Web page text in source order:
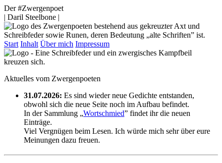
Der #Zwergenpoet
| Daril Steelbone |
Start Inhalt Über mich Impressum
Aktuelles vom Zwergenpoeten
31.07.2026: Es sind wieder neue Gedichte entstanden,
obwohl sich die neue Seite noch im Aufbau befindet.
In der Sammlung „Wortschmied” findet ihr die neuen
Einträge.
Viel Vergnügen beim Lesen. Ich würde mich sehr über eure
Meinungen dazu freuen.